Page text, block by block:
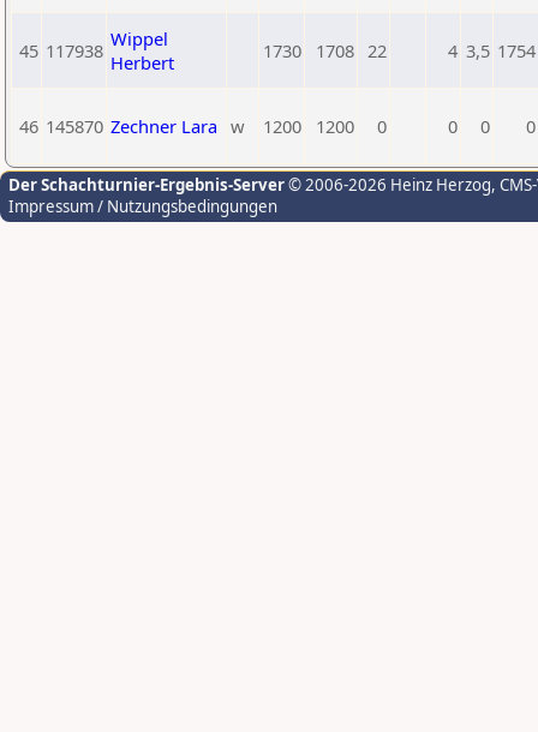
45 117938 Wippel
Herbert
1730 1708 22 4 3,5 1754
46 145870 Zechner Lara w 1200 1200 0 0 0 0
Der Schachturnier-Ergebnis-Server© 2006-2026 Heinz Herzog,
Impressum / Nutzungsbedingungen